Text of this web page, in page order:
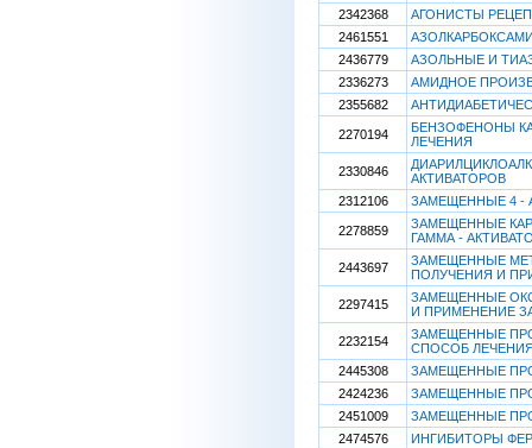
2342368
АГОНИСТЫ
2461551
2436779
АЗОЛЬНЫЕ И
2336273
АМИДНОЕ
2355682
2270194
БЕНЗОФЕНОНЫ
ЛЕЧЕНИЯ
2330846
АКТИВАТОРОВ
2312106
ЗАМЕЩЕННЫЕ 4 -
2278859
ЗАМЕЩЕННЫЕ
ГАММА -
2443697
ЗАМЕЩЕННЫЕ
ПОЛУЧЕНИЯ И
2297415
ЗАМЕЩЕННЫЕ
И ПРИМЕНЕНИЕ
2232154
ЗАМЕЩЕННЫЕ
СПОСОБ
2445308
ЗАМЕЩЕННЫЕ
2424236
ЗАМЕЩЕННЫЕ
2451009
ЗАМЕЩЕННЫЕ
2474576
ИНГИБИТОРЫ